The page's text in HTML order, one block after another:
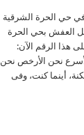
حي الحرة الشرقية
العفش بحي الحرة
هذا الرقم الآن:
الأسرع نحن الأرخص نحن
أينما كنت، وفى